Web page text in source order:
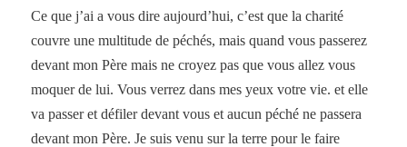
Ce que j’ai a vous dire aujourd’hui, c’est que la charité
couvre une multitude de péchés, mais quand vous passerez
devant mon Père mais ne croyez pas que vous allez vous
moquer de lui. Vous verrez dans mes yeux votre vie. et elle
va passer et défiler devant vous et aucun péché ne passera
devant mon Père. Je suis venu sur la terre pour le faire